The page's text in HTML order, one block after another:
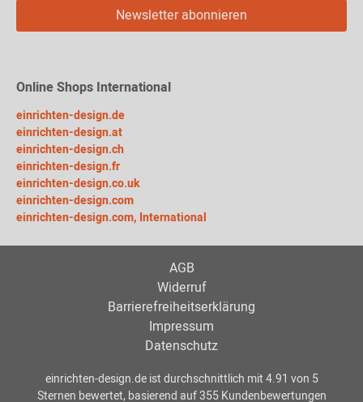
Newsletter abonnieren
Online Shops International
einrichten-design.de
einrichten-design.at
einrichten-design.ch
einrichten-design.fr
einrichten-design.co.uk
einrichten-design.com
einrichten-design.com, International
AGB
Widerruf
Barrierefreiheitserklärung
Impressum
Datenschutz
einrichten-design.deist durchschnittlich mit4.91 von 5
Sternen bewertet, basierend auf355Kundenbewertungen